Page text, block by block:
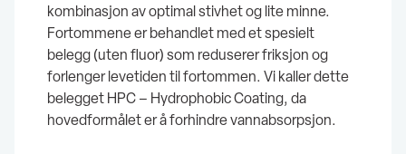
kombinasjon av optimal stivhet og lite minne.
Fortommene er behandlet med et spesielt
belegg (uten fluor) som reduserer friksjon og
forlenger levetiden til fortommen. Vi kaller dette
belegget HPC – Hydrophobic Coating, da
hovedformålet er å forhindre vannabsorpsjon.